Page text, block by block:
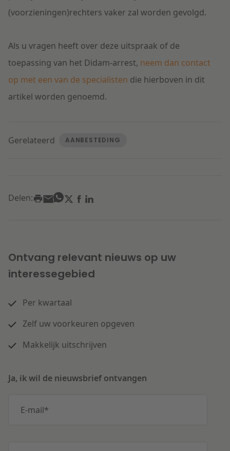
(voorzieningen)rechters vaker zal worden gevolgd.
Als u vragen heeft over deze uitspraak of de
toepassing van het Didam-arrest, neem dan contact
op met een van de specialisten die hierboven in dit
artikel worden genoemd.
Gerelateerd AANBESTEDING
Delen:
Ontvang relevant nieuws op uw
interessegebied
Per kwartaal
Zelf uw voorkeuren opgeven
Makkelijk uitschrijven
Ja, ik wil de nieuwsbrief ontvangen
E-mail*